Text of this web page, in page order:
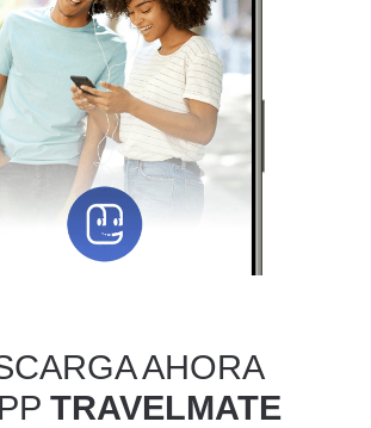
AHORA
TRAVELMATE